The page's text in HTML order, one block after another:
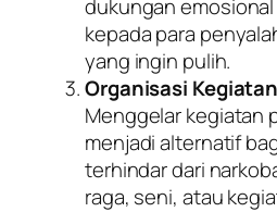
dukungan
kepada para
yang ingin pulih.
Organisasi
Menggelar kegiatan
menjadi alternatif
terhindar dari
raga, seni, atau